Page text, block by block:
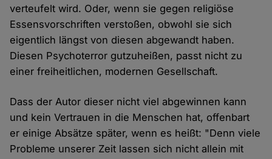
verteufelt wird. Oder, wenn sie gegen religiöse
Essensvorschriften verstoßen, obwohl sie sich
eigentlich längst von diesen abgewandt haben.
Diesen Psychoterror gutzuheißen, passt nicht zu
einer freiheitlichen, modernen Gesellschaft.
Dass der Autor dieser nicht viel abgewinnen kann
und kein Vertrauen in die Menschen hat, offenbart
er einige Absätze später, wenn es heißt: "Denn viele
Probleme unserer Zeit lassen sich nicht allein mit